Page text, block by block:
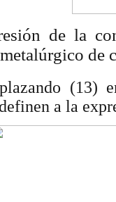
de la
de
(13)
a la